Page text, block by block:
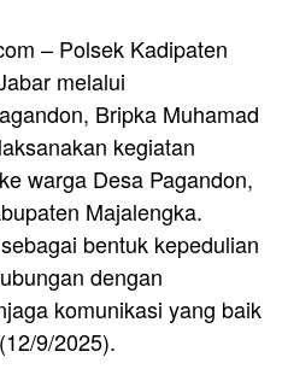
– Polsek Kadipaten
melalui
Bripka Muhamad
kegiatan
warga Desa Pagandon,
Majalengka.
bentuk kepedulian
dengan
komunikasi yang baik
9/2025).